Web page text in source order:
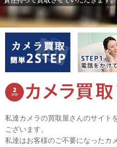
私達カメラの買取屋さんのサイト
ございます。
私達はお客様のご不要になったカ